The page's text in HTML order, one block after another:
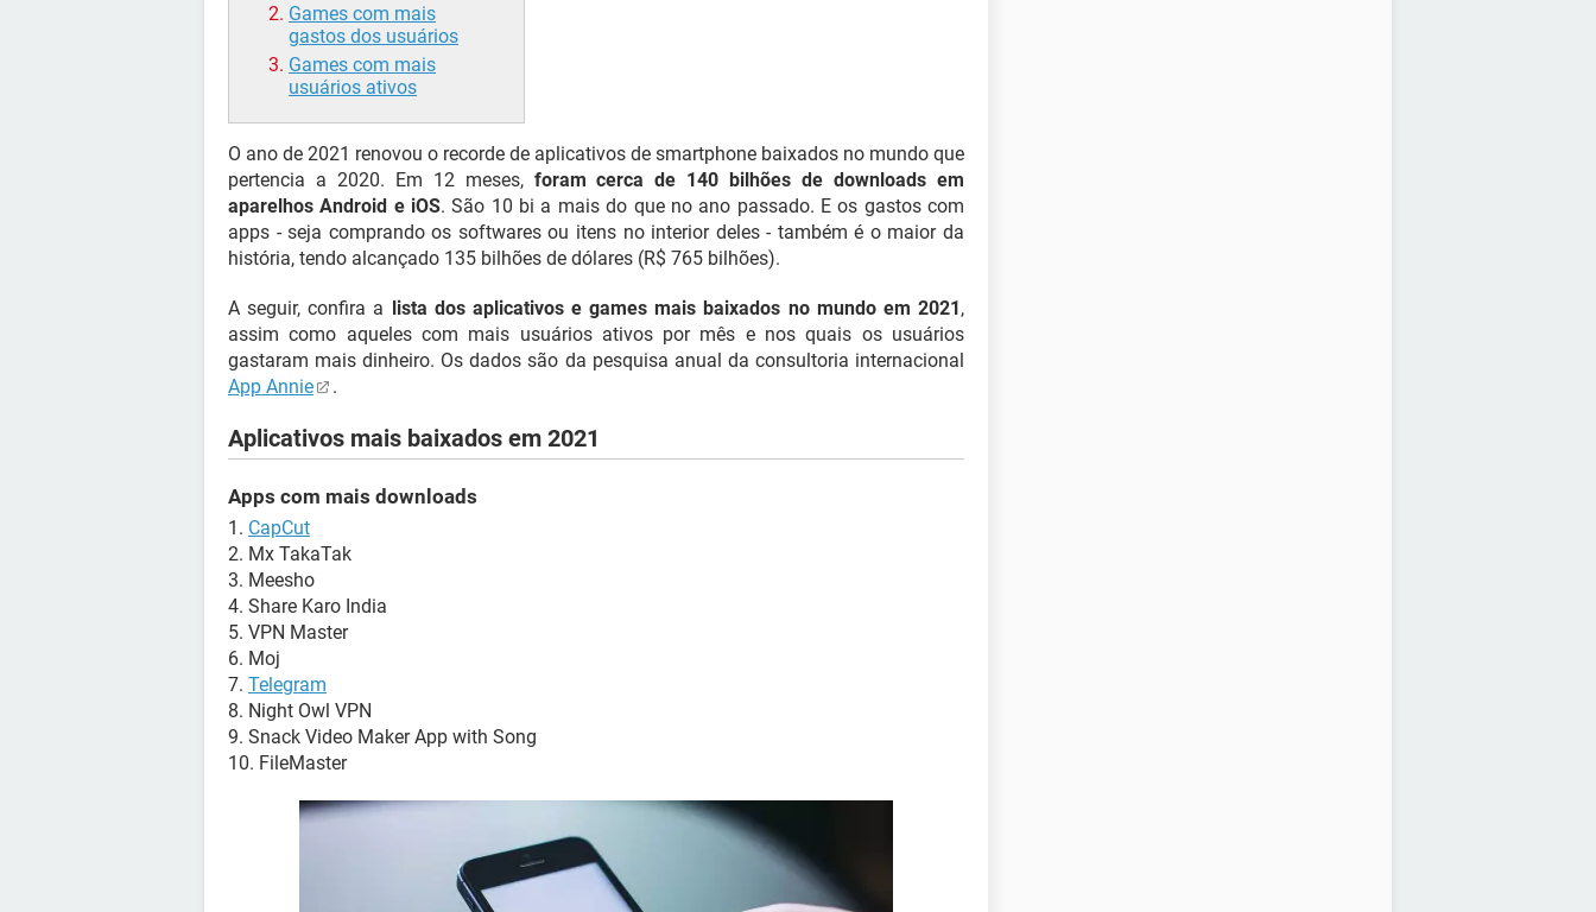
Games com mais
gastos dos usuários
Games com mais
usuários ativos
O ano de 2021 renovou o recorde de aplicativos de smartphone baixados no mundo que
pertencia a 2020. Em 12 meses, foram cerca de 140 bilhões de downloads em
aparelhos Android e iOS. São 10 bi a mais do que no ano passado. E os gastos com
apps - seja comprando os softwares ou itens no interior deles - também é o maior da
história, tendo alcançado 135 bilhões de dólares (R$ 765 bilhões).
A seguir, confira a lista dos aplicativos e games mais baixados no mundo em 2021,
assim como aqueles com mais usuários ativos por mês e nos quais os usuários
gastaram mais dinheiro. Os dados são da pesquisa anual da consultoria internacional
App Annie
.
Aplicativos mais baixados em 2021
Apps com mais downloads
1. CapCut
2. Mx TakaTak
3. Meesho
4. Share Karo India
5. VPN Master
6. Moj
7. Telegram
8. Night Owl VPN
9. Snack Video Maker App with Song
10. FileMaster